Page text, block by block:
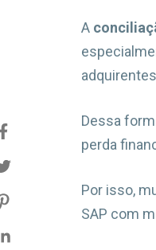
A
Dessa
perda
Por isso,
SAP com